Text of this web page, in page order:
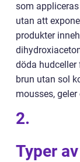
som
utan att
produkter
döda
brun utan sol
mousses, geler
2.
Typer